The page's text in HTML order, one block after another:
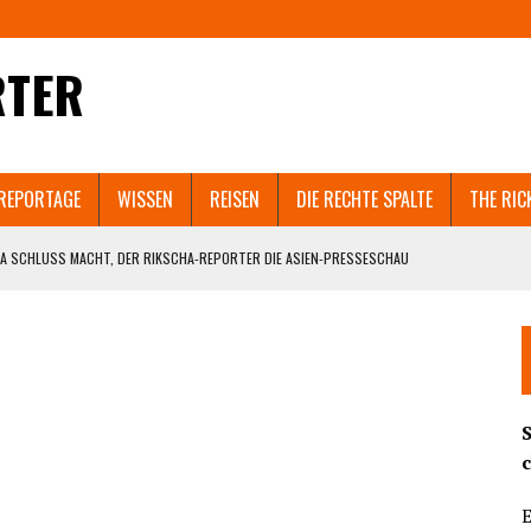
WISSEN REISEN DIE RECHTE SPALTE THE
SCHLUSS MACHT, DER RIKSCHA-REPORTER DIE ASIEN-PRESSESCHAU
SHANGHAI GEHT VIRAL. UND WELCHEM ASIATISCHEN LAND NACH SRI LANKA